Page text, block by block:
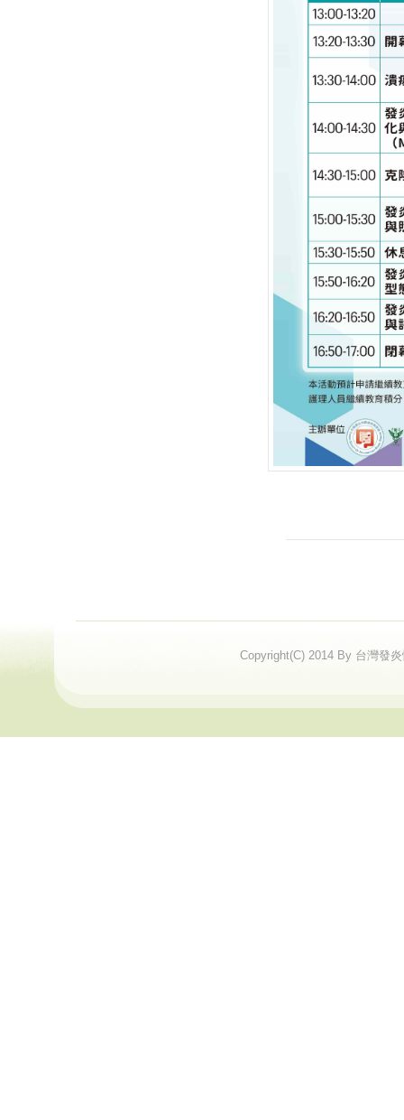
Copyright(C) 2014 By 台灣發